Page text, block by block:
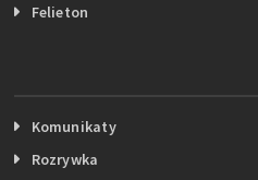
Felieton
Komunikaty
Rozrywka